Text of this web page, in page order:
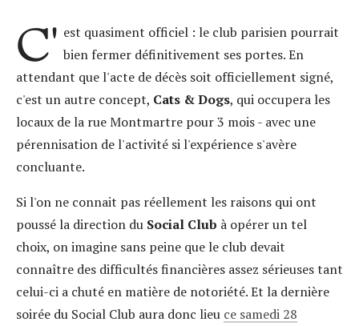
C' est quasiment officiel : le club parisien pourrait
bien fermer définitivement ses portes. En
attendant que l'acte de décès soit officiellement signé,
c'est un autre concept, Cats & Dogs, qui occupera les
locaux de la rue Montmartre pour 3 mois - avec une
pérennisation de l'activité si l'expérience s'avère
concluante.
Si l'on ne connait pas réellement les raisons qui ont
poussé la direction du Social Club à opérer un tel
choix, on imagine sans peine que le club devait
connaître des difficultés financières assez sérieuses tant
celui-ci a chuté en matière de notoriété. Et la dernière
soirée du Social Club aura donc lieu ce samedi 28